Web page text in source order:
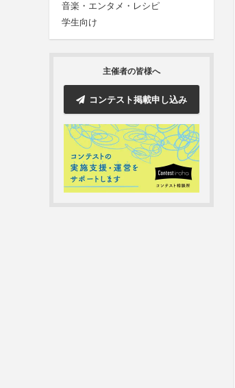
音楽・エンタメ・レシピ
学生向け
主催者の皆様へ
コンテスト掲載申し込み